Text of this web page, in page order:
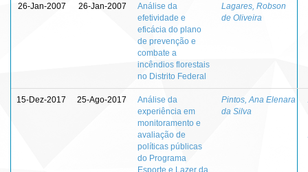
26-Jan-2007 26-Jan-2007
Análise da
efetividade e
eficácia do plano
de prevenção e
combate a
incêndios florestais
no Distrito Federal
Lagares, Robson
de Oliveira
15-Dez-2017 25-Ago-2017
Análise da
experiência em
monitoramento e
avaliação de
políticas públicas
do Programa
Esporte e Lazer da
Pintos, Ana Elenara
da Silva